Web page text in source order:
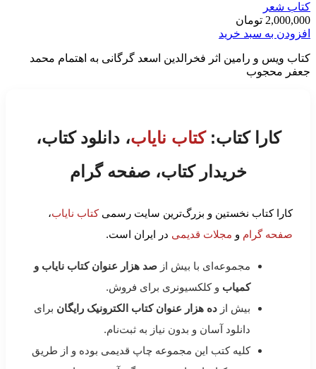
کتاب شعر
2,000,000 تومان
افزودن به سبد خرید
کتاب ویس و رامین اثر فخرالدین اسعد گرگانی به اهتمام محمد
جعفر محجوب
کارا کتاب:کتاب نایاب، دانلود کتاب،
خریدار کتاب، صفحه گرام
کارا کتاب نخستین و بزرگ‌ترین سایت رسمیکتاب نایاب،
صفحه گرام و مجلات قدیمی در ایران است.
مجموعه‌ای با بیش از صد هزار عنوان کتاب نایاب و
کمیاب و کلکسیونری برای فروش.
بیش از ده هزار عنوان کتاب الکترونیک رایگان برای
دانلود آسان و بدون نیاز به ثبت‌نام.
کلیه کتب این مجموعه چاپ قدیمی بوده و از طریق